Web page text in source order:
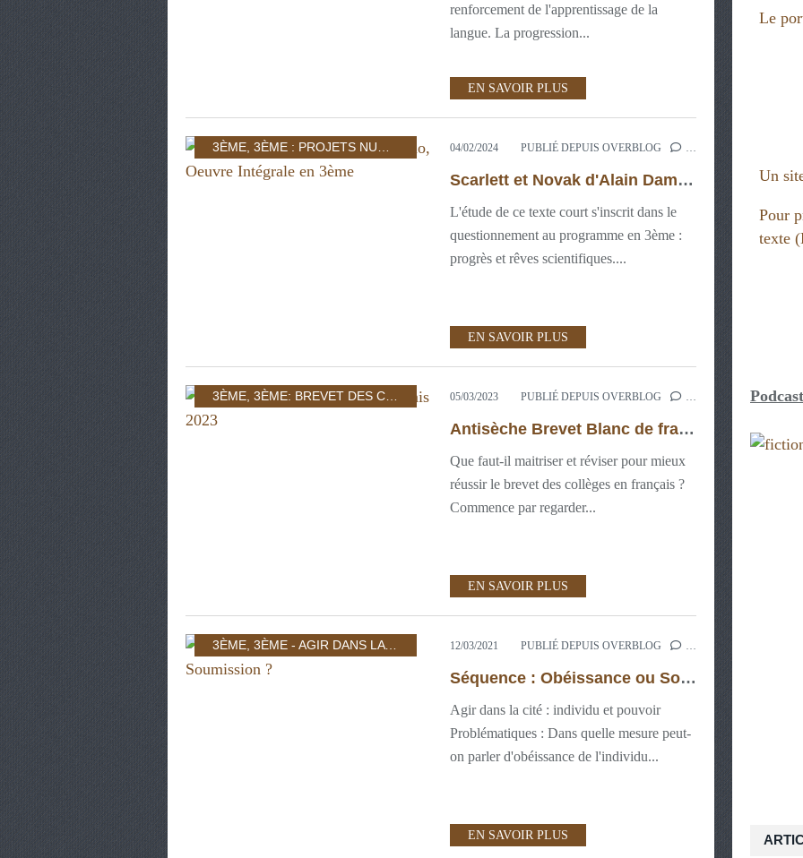
renforcement de l'apprentissage de la
langue. La progression...
EN SAVOIR PLUS
3ÈME, 3ÈME : PROJETS NUMÉRIQUES ,3ÈME: INTERNET RESPONSABLE,3ÈME: MAITRISE DE
04/02/2024 PUBLIÉ DEPUIS OVERBLOG …
Scarlett et Novak d'Alain Damasio, Oeuvre Intégrale en 3ème
L'étude de ce texte court s'inscrit dans le
questionnement au programme en 3ème :
progrès et rêves scientifiques....
EN SAVOIR PLUS
3ÈME, 3ÈME: BREVET DES COLLÈGES ,3ÈME: MDL ,MAÎTRISE DE LA LANGUE 3ÈME
05/03/2023 PUBLIÉ DEPUIS OVERBLOG …
Antisèche Brevet Blanc de français 2023
Que faut-il maitriser et réviser pour mieux
réussir le brevet des collèges en français ?
Commence par regarder...
EN SAVOIR PLUS
3ÈME, 3ÈME - AGIR DANS LA CITÉ: INDIVIDU ET POUVOIR ,MAÎTRISE DE LA LANGUE 3ÈME
12/03/2021 PUBLIÉ DEPUIS OVERBLOG …
Séquence : Obéissance ou Soumission ?
Agir dans la cité : individu et pouvoir
Problématiques : Dans quelle mesure peut-
on parler d'obéissance de l'individu...
EN SAVOIR PLUS
Le
Un
Pour
texte